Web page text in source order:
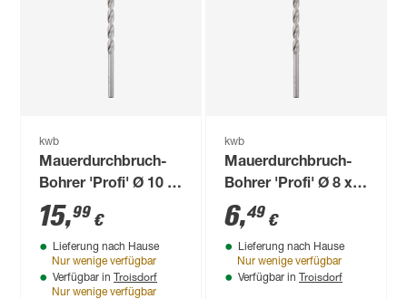
kwb
Mauerdurchbruch-
Bohrer 'Profi' Ø 10 x
400 mm
15,99 €
Lieferung nach Hause
Nur wenige verfügbar
Verfügbar in Troisdorf
Nur wenige verfügbar
kwb
Mauerdurchbruch-
Bohrer 'Profi' Ø 8 x
200 mm
6,49 €
Lieferung nach Hause
Nur wenige verfügbar
Verfügbar in Troisdorf